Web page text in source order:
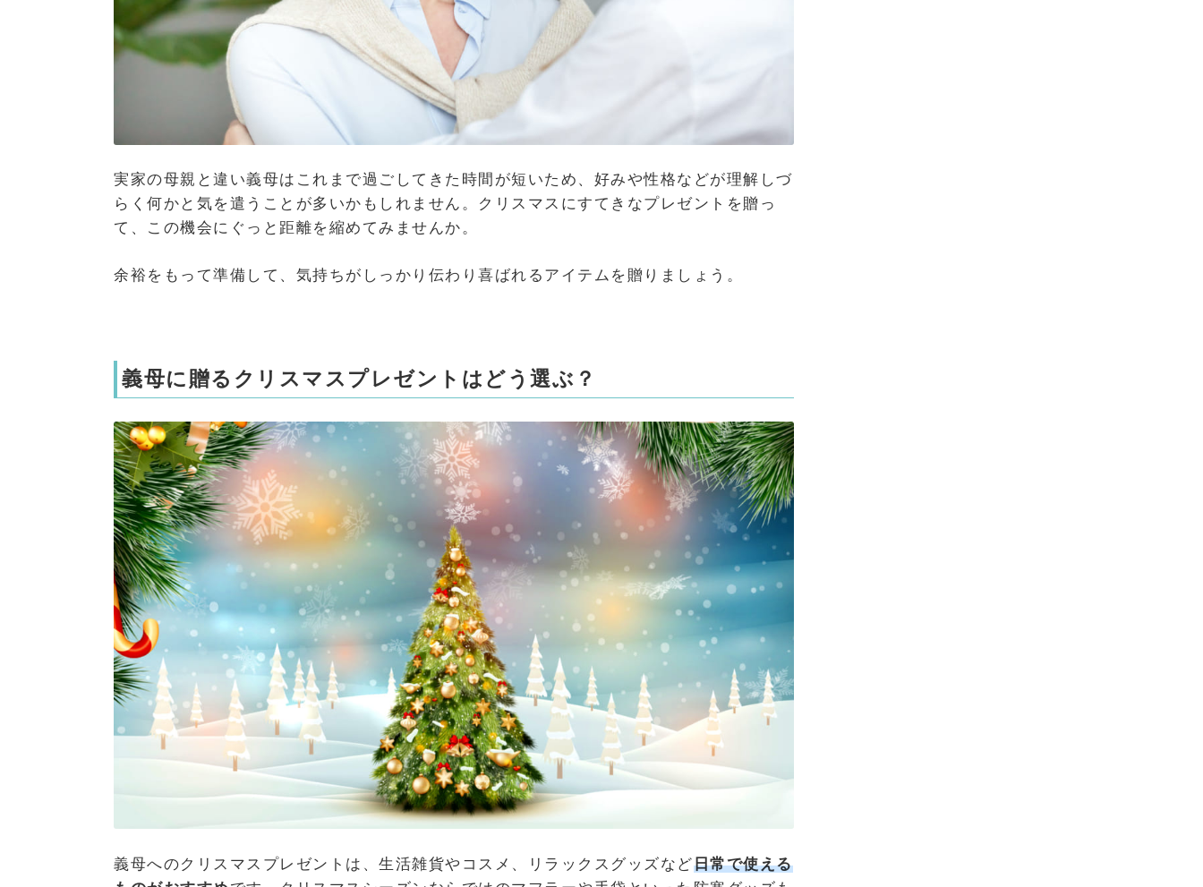
実家の母親と違い義母はこれまで過ごしてきた時間が短いため、好みや性格などが理解しづ
らく何かと気を遣うことが多いかもしれません。クリスマスにすてきなプレゼントを贈っ
て、この機会にぐっと距離を縮めてみませんか。
余裕をもって準備して、気持ちがしっかり伝わり喜ばれるアイテムを贈りましょう。
義母に贈るクリスマスプレゼントはどう選ぶ？
義母へのクリスマスプレゼントは、生活雑貨やコスメ、リラックスグッズなど日常で使える